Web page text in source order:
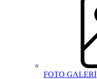
FOTO GALERİ